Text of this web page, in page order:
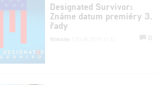
Designated Survivor:
Známe datum premiéry 3.
řady
filmsim 0